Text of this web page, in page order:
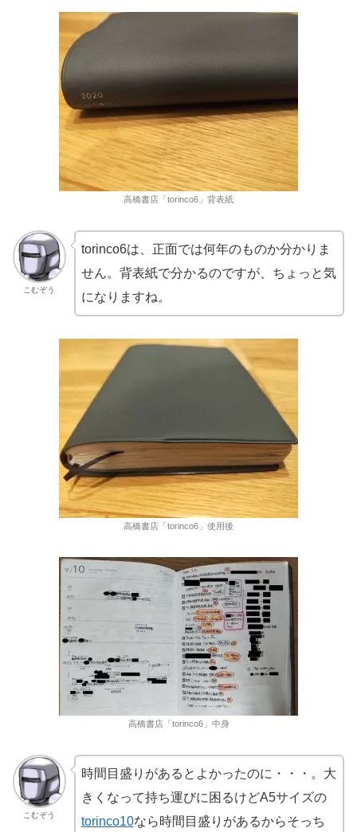
高橋書店「torinco6」背表紙
こむぞう
torinco6は、正面では何年のものか分かりま
せん。背表紙で分かるのですが、ちょっと気
になりますね。
高橋書店「torinco6」使用後
高橋書店「torinco6」中身
こむぞう
時間目盛りがあるとよかったのに・・・。大
きくなって持ち運びに困るけどA5サイズの
torinco10なら時間目盛りがあるからそっち